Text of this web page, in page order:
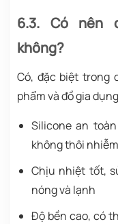
6.3. Có nên
không?
Có, đặc biệt trong
phẩm và đồ gia
Silicone an
không thôi
Chịu nhiệt tốt,
nóng và lạnh
Độ bền cao, có